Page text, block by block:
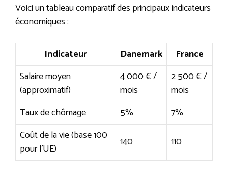
Voici un tableau comparatif des principaux indicateurs
économiques :
Indicateur Danemark
France
Salaire moyen
(approximatif)
4 000 € /
mois
2 500 € /
mois
Taux de chômage
5%
7%
Coût de la vie (base 100
pour l’UE)
140 110